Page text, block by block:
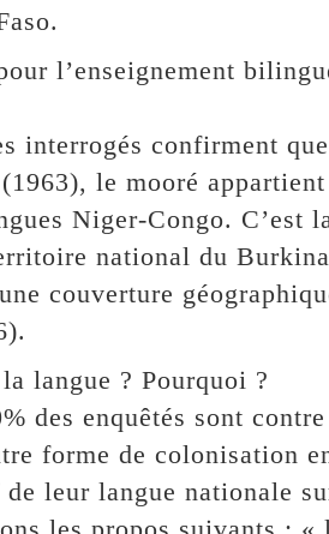
l’enseignement
interrogés confirment
le mooré
Niger-Congo. C’est
national du
couverture
langue ? Pourquoi ?
des enquêtés sont
forme de colonisation
leur langue nationale